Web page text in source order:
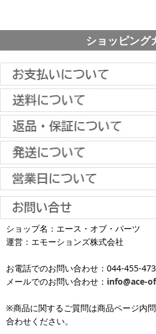
ショッピング
■下記よりお選びいただけます。
クレジットカード決済、代金引換、楽
込、スコア後払い、コンビニ決済、
※銀行振り込み・郵便振替・コンビニ
の場合、ご入金確認後の発送となります
※一部適用外の地域や商品があります
※お届け先が異なる場合は別途お届け
沖縄へのお届けは、送料とは別に地域
より金額が異なるので、詳しい料金につ
となります（当日・土日祝日出荷不可
【返品・キャンセルについて】
原則として返品は受け付けておりません
金具に関しては、条件を満たしている
す。
【初期不良・保証について】
商品到着後1週間以内であれば、初期
返品対応の詳細、各種保証については
をご覧ください。
土日祝日も当日出荷いた
■お届けについて
お届け日のご指定がない場合は、最短
ます。
平日は15時・土曜は11時・日曜祝日は
が可能です。
済・代引決済のみ当日出荷が可能です。
※クレジットカード・代引き決済以外
土 日 祝日
発送しています
※出荷休業日を除く
ショップ名：エース・オブ・パーツ
運営：エモーションズ株式会社
お電話でのお問い合わせ：044-455-
メールでのお問い合わせ： info@ace-
※商品に関するご質問は商品ページ内
合わせください。